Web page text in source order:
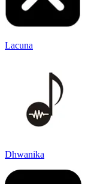
Lacuna
Dhwanika